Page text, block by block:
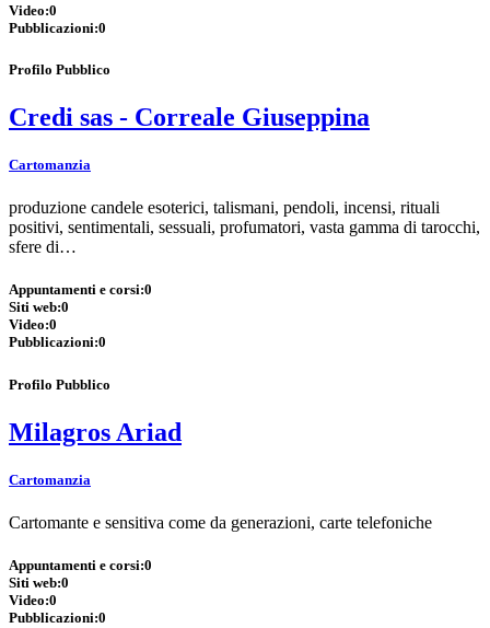
Video:0
Pubblicazioni:0
Profilo Pubblico
Credi sas - Correale Giuseppina
Cartomanzia
produzione candele esoterici, talismani, pendoli, incensi, rituali
positivi, sentimentali, sessuali, profumatori, vasta gamma di tarocchi,
sfere di…
Appuntamenti e corsi:0
Siti web:0
Video:0
Pubblicazioni:0
Profilo Pubblico
Milagros Ariad
Cartomanzia
Cartomante e sensitiva come da generazioni, carte telefoniche
Appuntamenti e corsi:0
Siti web:0
Video:0
Pubblicazioni:0